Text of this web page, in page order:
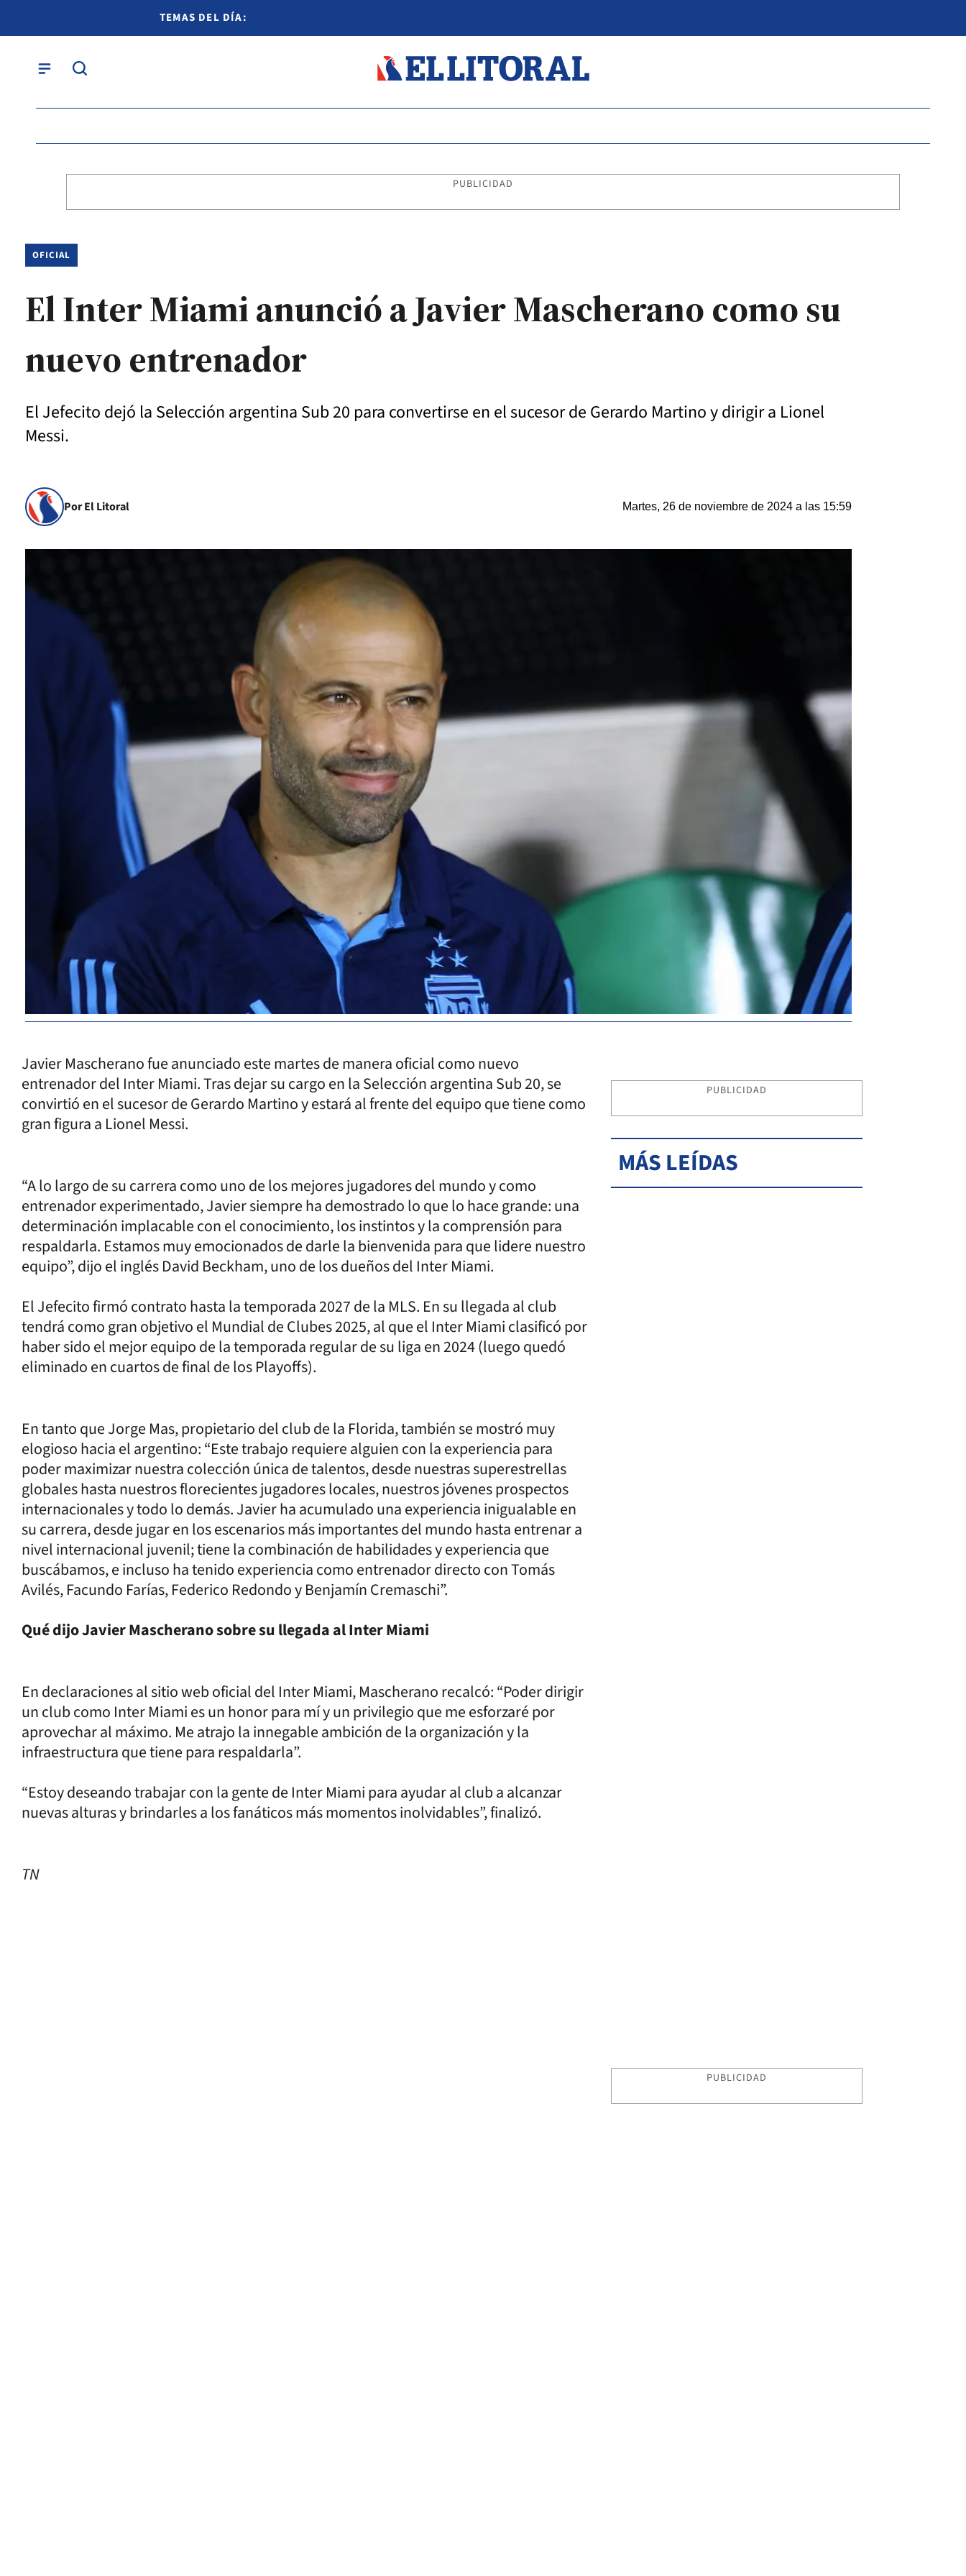
TEMAS DEL DÍA:
PUBLICIDAD
OFICIAL
El Inter Miami anunció a Javier Mascherano como su
nuevo entrenador
El Jefecito dejó la Selección argentina Sub 20 para convertirse en el sucesor de Gerardo Martino y dirigir a Lionel
Messi.
Por El Litoral Martes, 26 de noviembre de 2024 a las 15:59
Javier Mascherano fue anunciado este martes de manera oficial como nuevo
entrenador del Inter Miami. Tras dejar su cargo en la Selección argentina Sub 20, se
convirtió en el sucesor de Gerardo Martino y estará al frente del equipo que tiene como
gran figura a Lionel Messi.
“A lo largo de su carrera como uno de los mejores jugadores del mundo y como
entrenador experimentado, Javier siempre ha demostrado lo que lo hace grande: una
determinación implacable con el conocimiento, los instintos y la comprensión para
respaldarla. Estamos muy emocionados de darle la bienvenida para que lidere nuestro
equipo”, dijo el inglés David Beckham, uno de los dueños del Inter Miami.
El Jefecito firmó contrato hasta la temporada 2027 de la MLS. En su llegada al club
tendrá como gran objetivo el Mundial de Clubes 2025, al que el Inter Miami clasificó por
haber sido el mejor equipo de la temporada regular de su liga en 2024 (luego quedó
eliminado en cuartos de final de los Playoffs).
En tanto que Jorge Mas, propietario del club de la Florida, también se mostró muy
elogioso hacia el argentino: “Este trabajo requiere alguien con la experiencia para
poder maximizar nuestra colección única de talentos, desde nuestras superestrellas
globales hasta nuestros florecientes jugadores locales, nuestros jóvenes prospectos
internacionales y todo lo demás. Javier ha acumulado una experiencia inigualable en
su carrera, desde jugar en los escenarios más importantes del mundo hasta entrenar a
nivel internacional juvenil; tiene la combinación de habilidades y experiencia que
buscábamos, e incluso ha tenido experiencia como entrenador directo con Tomás
Avilés, Facundo Farías, Federico Redondo y Benjamín Cremaschi”.
Qué dijo Javier Mascherano sobre su llegada al Inter Miami
En declaraciones al sitio web oficial del Inter Miami, Mascherano recalcó: “Poder dirigir
un club como Inter Miami es un honor para mí y un privilegio que me esforzaré por
aprovechar al máximo. Me atrajo la innegable ambición de la organización y la
infraestructura que tiene para respaldarla”.
“Estoy deseando trabajar con la gente de Inter Miami para ayudar al club a alcanzar
nuevas alturas y brindarles a los fanáticos más momentos inolvidables”, finalizó.
TN
PUBLICIDAD
MÁS LEÍDAS
PUBLICIDAD